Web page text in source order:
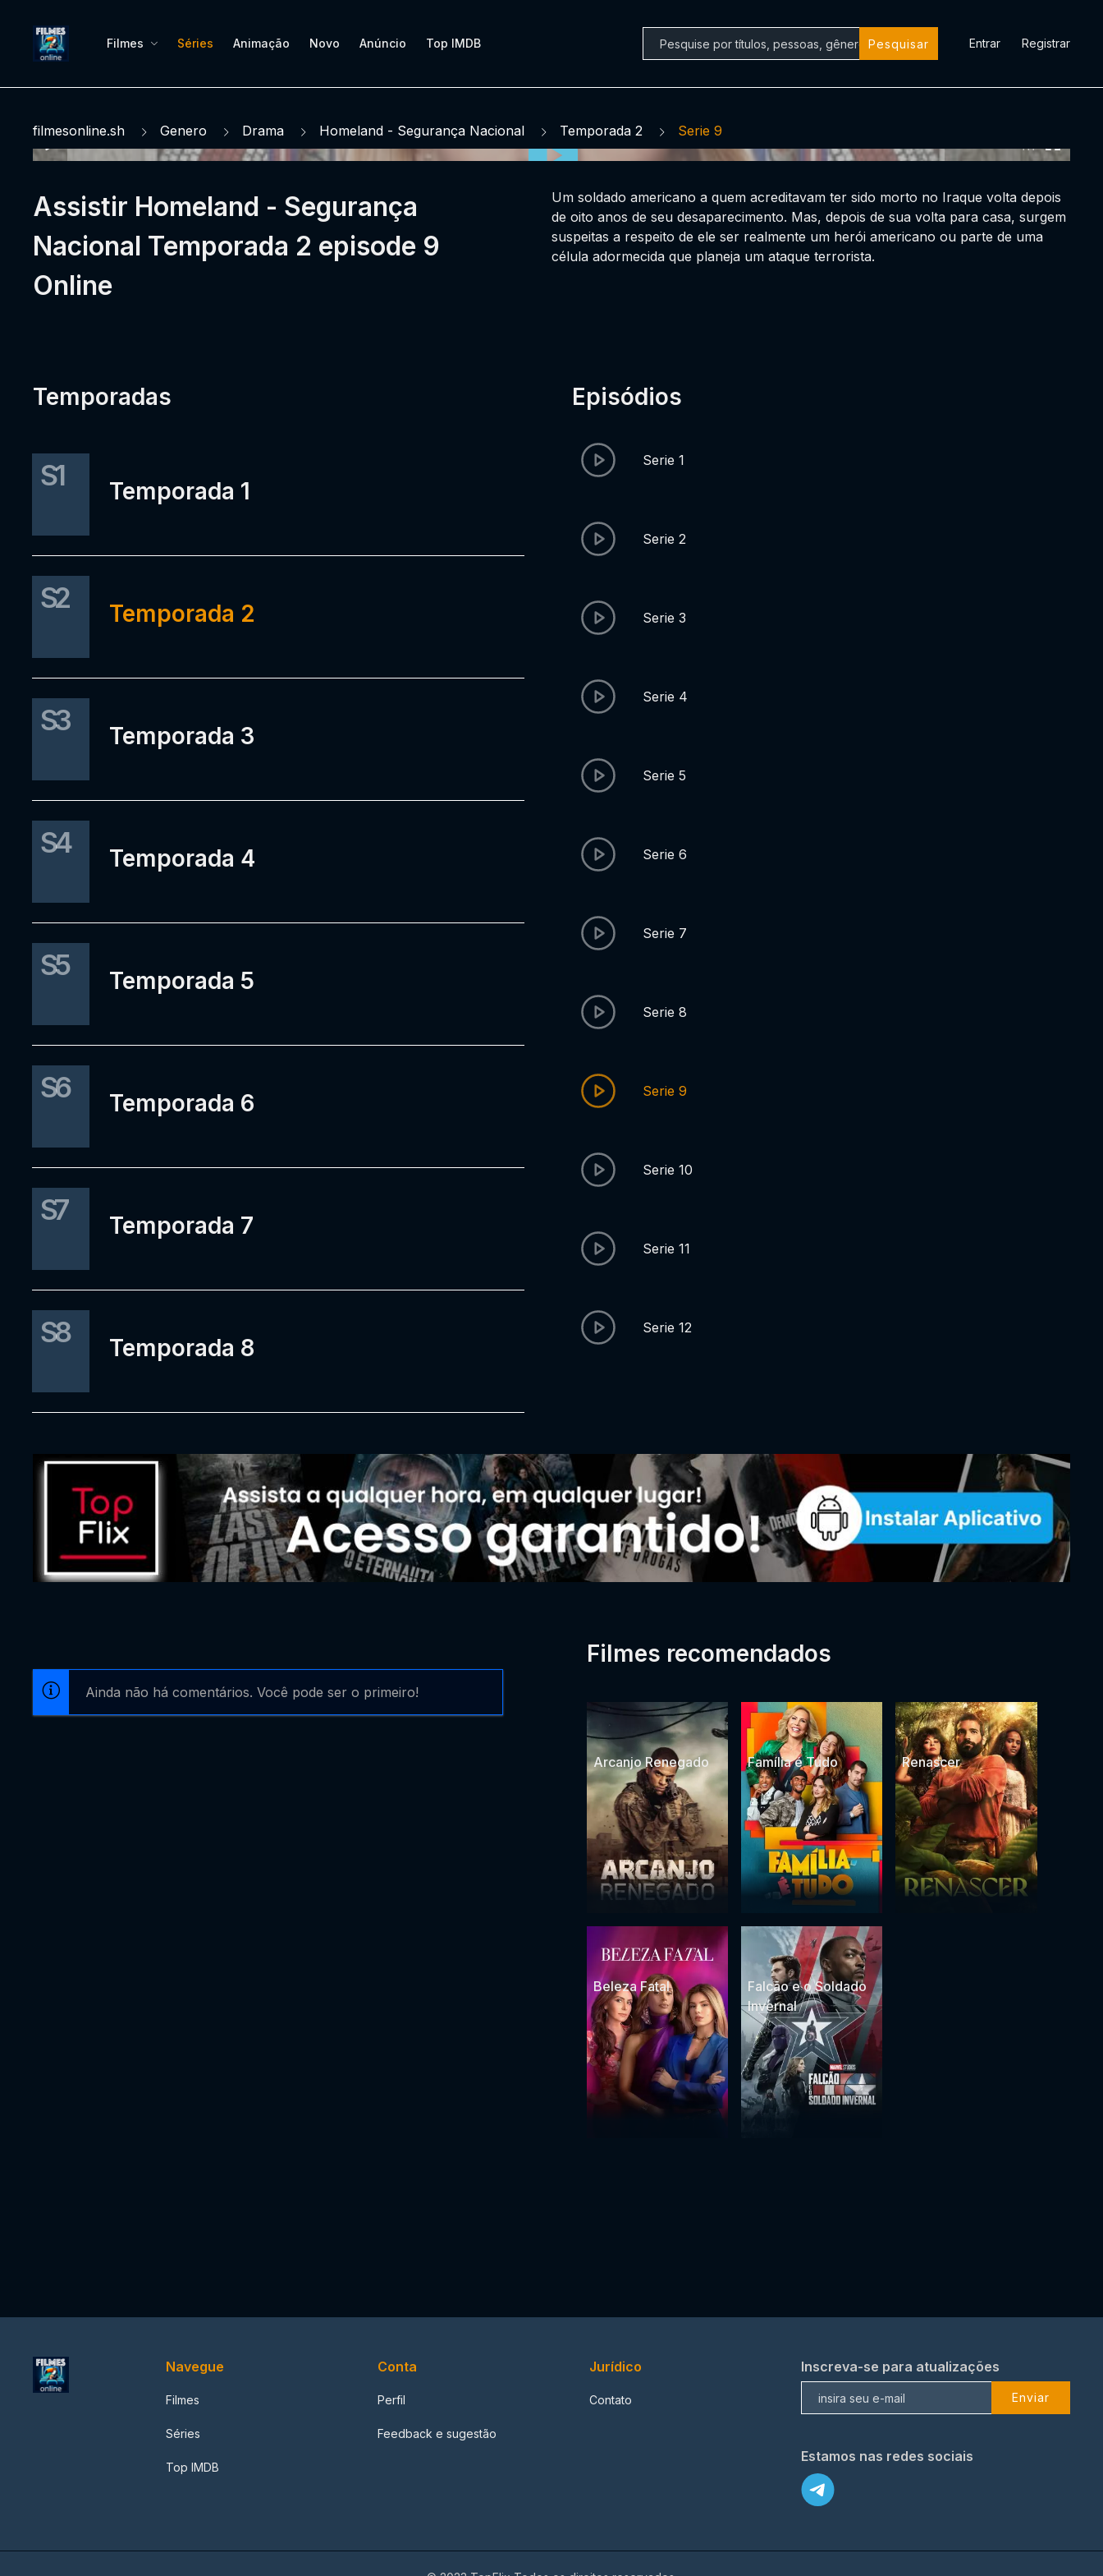
Filmes Séries Animação Novo Anúncio Top IMDB Pesquisar Entrar Registrar
filmesonline.sh Genero Drama Homeland - Segurança Nacional Temporada 2 Serie 9
Assistir Homeland - Segurança
Nacional Temporada 2 episode 9
Online
Um soldado americano a quem acreditavam ter sido morto no Iraque volta depois
de oito anos de seu desaparecimento. Mas, depois de sua volta para casa, surgem
suspeitas a respeito de ele ser realmente um herói americano ou parte de uma
célula adormecida que planeja um ataque terrorista.
Temporadas
S1 Temporada 1
S2 Temporada 2
S3 Temporada 3
S4 Temporada 4
S5 Temporada 5
S6 Temporada 6
S7 Temporada 7
S8 Temporada 8
Episódios
Serie 1
Serie 2
Serie 3
Serie 4
Serie 5
Serie 6
Serie 7
Serie 8
Serie 9
Serie 10
Serie 11
Serie 12
Ainda não há comentários. Você pode ser o primeiro!
Filmes recomendados
Arcanjo Renegado Família é Tudo Renascer
Beleza Fatal
Falcão e o Soldado
Invernal
Navegue
Filmes
Séries
Top IMDB
Conta
Perfil
Feedback e sugestão
Jurídico
Contato
Inscreva-se para atualizações
Enviar
Estamos nas redes sociais